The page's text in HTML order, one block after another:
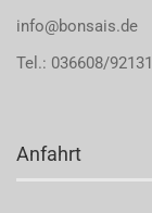
info@bonsais.de
Tel.: 036608/92131
Anfahrt